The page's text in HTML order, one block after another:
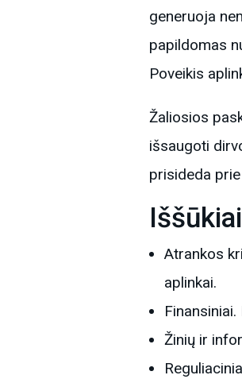
generuoja
papildomas
Poveikis
Žaliosios
išsaugoti
prisideda
Iššūkiai
Atrankos
aplinkai.
Žinių ir